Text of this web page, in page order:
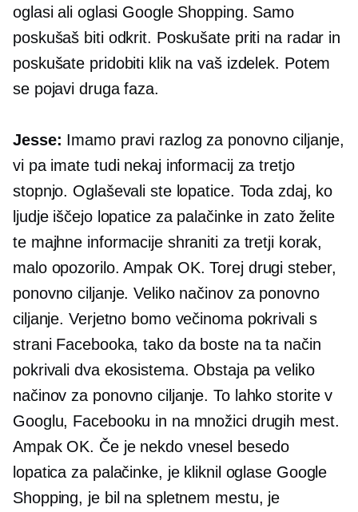
oglasi ali oglasi Google Shopping. Samo
poskušaš biti odkrit. Poskušate priti na radar in
poskušate pridobiti klik na vaš izdelek. Potem
se pojavi druga faza.
Jesse: Imamo pravi razlog za ponovno ciljanje,
vi pa imate tudi nekaj informacij za tretjo
stopnjo. Oglaševali ste lopatice. Toda zdaj, ko
ljudje iščejo lopatice za palačinke in zato želite
te majhne informacije shraniti za tretji korak,
malo opozorilo. Ampak OK. Torej drugi steber,
ponovno ciljanje. Veliko načinov za ponovno
ciljanje. Verjetno bomo večinoma pokrivali s
strani Facebooka, tako da boste na ta način
pokrivali dva ekosistema. Obstaja pa veliko
načinov za ponovno ciljanje. To lahko storite v
Googlu, Facebooku in na množici drugih mest.
Ampak OK. Če je nekdo vnesel besedo
lopatica za palačinke, je kliknil oglase Google
Shopping, je bil na spletnem mestu, je